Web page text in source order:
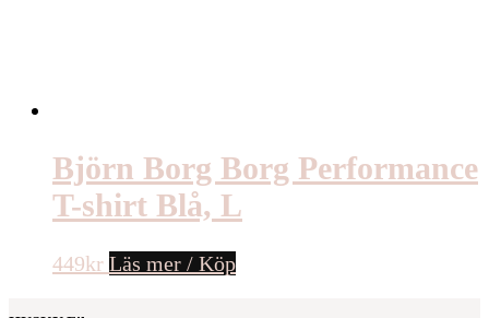
Björn Borg Borg Performance
T-shirt Blå, L
449kr Läs mer / Köp